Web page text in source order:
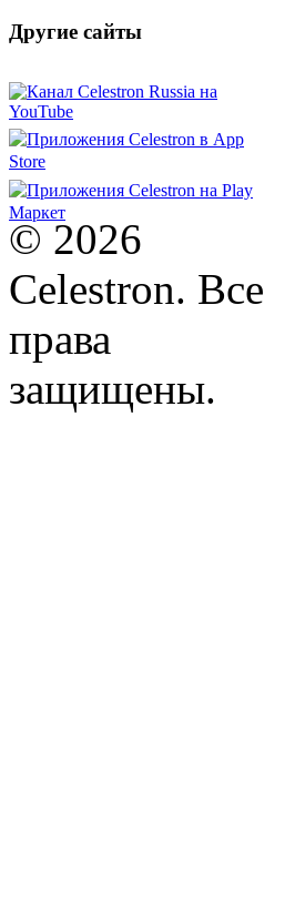
Другие сайты
© 2026
Celestron. Все
права
защищены.